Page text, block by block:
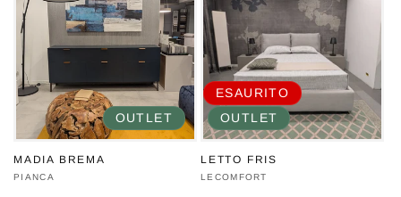
OUTLET
MADIA BREMA
Produttore:
PIANCA
ESAURITO
OUTLET
LETTO FRIS
Produttore:
LECOMFORT